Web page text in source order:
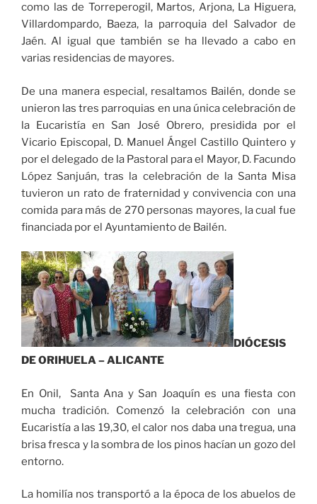
como las de Torreperogil, Martos, Arjona, La Higuera,
Villardompardo, Baeza, la parroquia del Salvador de
Jaén. Al igual que también se ha llevado a cabo en
varias residencias de mayores.
De una manera especial, resaltamos Bailén, donde se
unieron las tres parroquias en una única celebración de
la Eucaristía en San José Obrero, presidida por el
Vicario Episcopal, D. Manuel Ángel Castillo Quintero y
por el delegado de la Pastoral para el Mayor, D. Facundo
López Sanjuán, tras la celebración de la Santa Misa
tuvieron un rato de fraternidad y convivencia con una
comida para más de 270 personas mayores, la cual fue
financiada por el Ayuntamiento de Bailén.
DIÓCESIS
DE ORIHUELA – ALICANTE
En Onil, Santa Ana y San Joaquín es una fiesta con
mucha tradición. Comenzó la celebración con una
Eucaristía a las 19,30, el calor nos daba una tregua, una
brisa fresca y la sombra de los pinos hacían un gozo del
entorno.
La homilía nos transportó a la época de los abuelos de